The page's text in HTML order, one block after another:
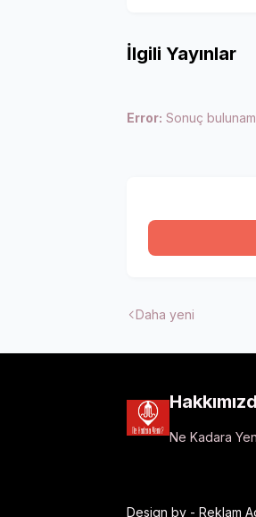
İlgili Yayınlar
Error: Sonuç
Daha yeni
Ne Kadara
Design by - Reklam